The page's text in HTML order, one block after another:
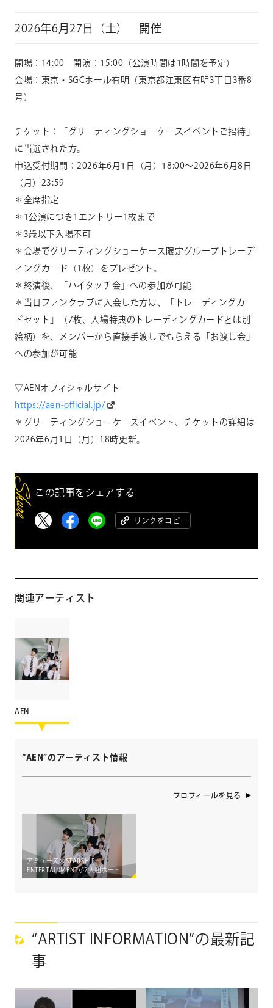
2026年6月27日（土） 開催
開場：14:00 開演：15:00（公演時間は1時間を予定）
会場：東京・SGCホール有明（東京都江東区有明3丁目3番8
号）
チケット：「グリーティングショーケースイベントご招待」
に当選された方。
申込受付期間：2026年6月1日（月）18:00〜2026年6月8日
（月）23:59
＊全席指定
＊1公演につき1エントリー1枚まで
＊3歳以下入場不可
＊会場でグリーティングショーケース限定グループトレーデ
ィングカード（1枚）をプレゼント。
＊終演後、「ハイタッチ会」への参加が可能
＊当日ファンクラブに入会した方は、「トレーディングカー
ドセット」（7枚、入場特典のトレーディングカードとは別
絵柄）を、メンバーから直接手渡しでもらえる「お渡し会」
への参加が可能
▽AENオフィシャルサイト
https://aen-official.jp/
＊グリーティングショーケースイベント、チケットの詳細は
2026年6月1日（月）18時更新。
この記事をシェアする
リンクをコピー
関連アーティスト
AEN
“AEN”のアーティスト情報
プロフィールを見る
アミューズ×STARSHIP
ENTERTAINMENTが7人組ボーイ
ズグループ「AEN」をマネジメ
“ARTIST INFORMATION”の最新記
事